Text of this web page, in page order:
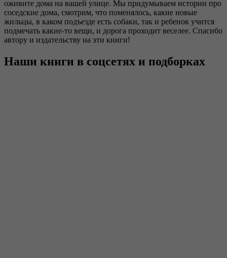
оживите дома на вашей улице. Мы придумываем истории про
соседские дома, смотрим, что поменялось, какие новые
жильцы, в каком подъезде есть собаки, так и ребенок учится
подмечать какие-то вещи, и дорога проходит веселее. Спасибо
автору и издательству на эти книги!
Наши книги в соцсетях и подборках